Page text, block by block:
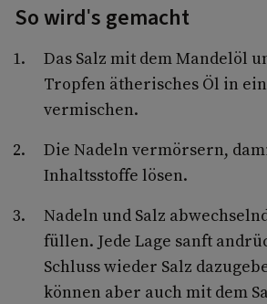
So wird's gemacht
Das Salz mit dem Mandelöl
Tropfen ätherisches Öl in
vermischen.
Die Nadeln vermörsern,
Inhaltsstoffe lösen.
Nadeln und Salz
füllen. Jede Lage sanft
Schluss wieder Salz
können aber auch mit dem